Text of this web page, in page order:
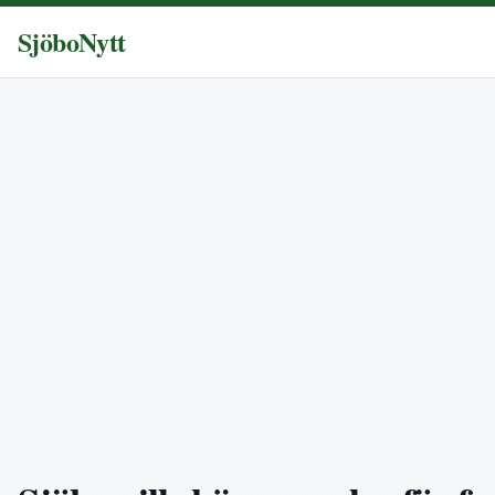
SjöboNytt